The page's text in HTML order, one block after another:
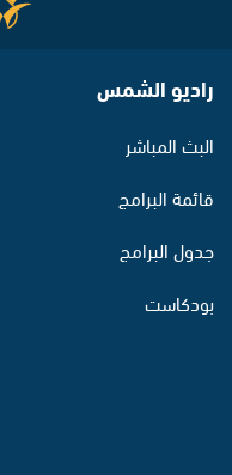
راديو الشمس
البث المباشر
قائمة البرامج
جدول البرامج
بودكاست